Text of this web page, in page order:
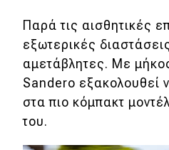
Παρά τις αισθητικές
εξωτερικές
αμετάβλητες. Με
Sandero εξακολουθεί
στα πιο κόμπακτ
του.